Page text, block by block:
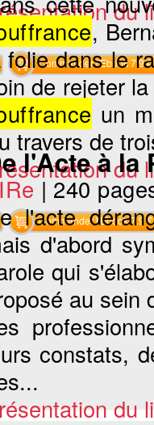
du
Commander l'Ebook 7.9 €
,
folie dans le
de rejeter
un
travers de
du
Commander l'Ebook 7.9 €
l'Acte à la
|240
l'acte
d'abord
qui
au sein
constats,
du